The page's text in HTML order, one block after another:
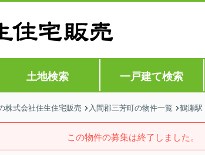
土地検索 一戸建て検索
株式会社住生住宅販売 入間郡三芳町の物件一覧 鶴瀬駅
この物件の募集は終了しました。